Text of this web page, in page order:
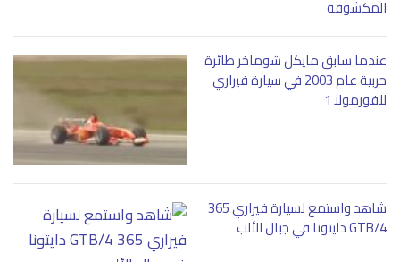
المكشوفة
عندما سابق مايكل شوماخر طائرة
حربية عام 2003 في سيارة فيراري
للفورمولا 1
شاهد واستمع لسيارة فيراري 365
GTB/4 دايتونا في جبال الألب